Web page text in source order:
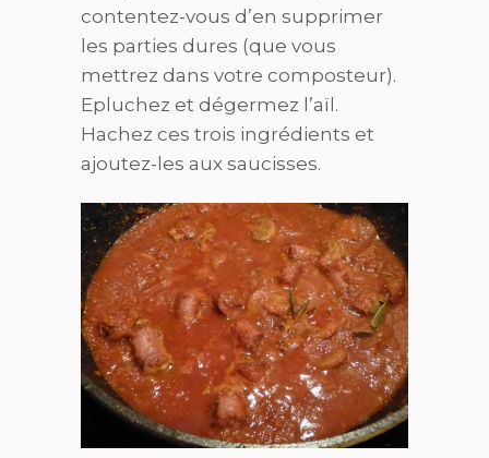
contentez-vous d’en supprimer
les parties dures (que vous
mettrez dans votre composteur).
Epluchez et dégermez l’aïl.
Hachez ces trois ingrédients et
ajoutez-les aux saucisses.